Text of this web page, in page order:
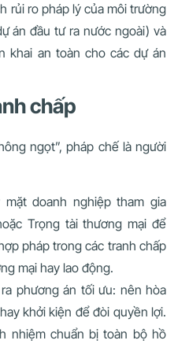
rủi ro pháp lý của môi trường
án đầu tư ra nước ngoài) và
khai an toàn cho các dự án
chấp
ngọt”, pháp chế là người
doanh nghiệp tham gia
Trọng tài thương mại để
pháp trong các tranh chấp
mại hay lao động.
phương án tối ưu: nên hòa
khởi kiện để đòi quyền lợi.
nhiệm chuẩn bị toàn bộ hồ